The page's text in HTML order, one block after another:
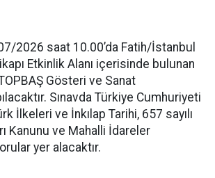
07/2026 saat 10.00’da Fatih/İstanbul
Etkinlik Alanı içerisinde bulunan
Gösteri ve Sanat
Sınavda Türkiye Cumhuriyeti
İlkeleri ve İnkılap Tarihi, 657 sayılı
Kanunu ve Mahalli İdareler
yer alacaktır.